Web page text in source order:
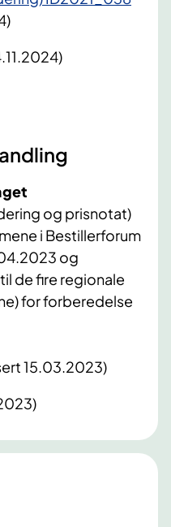
og prisnotat)
i Bestillerforum
og
de fire regionale
for forberedelse
15.03.2023)